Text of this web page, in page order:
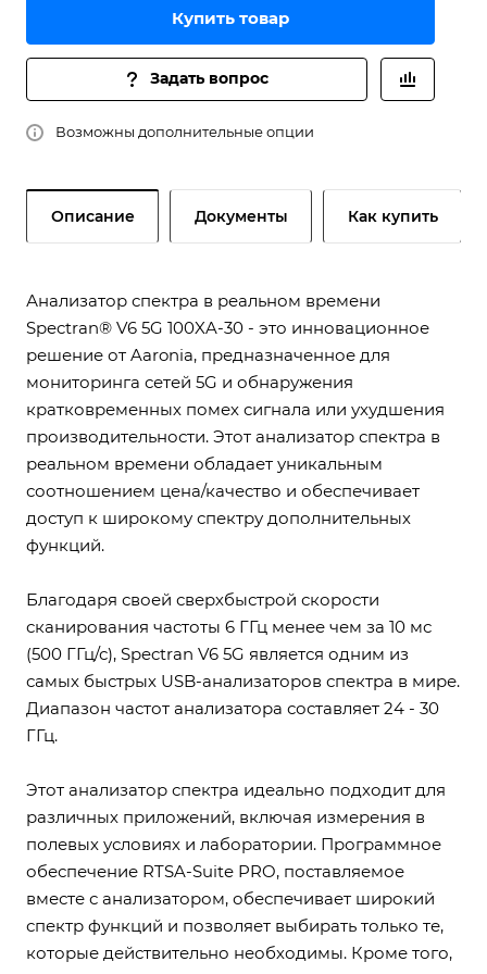
Купить товар
Задать вопрос
Возможны дополнительные опции
Описание Документы Как купить
Анализатор спектра в реальном времени
Spectran® V6 5G 100XA-30 - это инновационное
решение от Aaronia, предназначенное для
мониторинга сетей 5G и обнаружения
кратковременных помех сигнала или ухудшения
производительности. Этот анализатор спектра в
реальном времени обладает уникальным
соотношением цена/качество и обеспечивает
доступ к широкому спектру дополнительных
функций.
Благодаря своей сверхбыстрой скорости
сканирования частоты 6 ГГц менее чем за 10 мс
(500 ГГц/с), Spectran V6 5G является одним из
самых быстрых USB-анализаторов спектра в мире.
Диапазон частот анализатора составляет 24 - 30
ГГц.
Этот анализатор спектра идеально подходит для
различных приложений, включая измерения в
полевых условиях и лаборатории. Программное
обеспечение RTSA-Suite PRO, поставляемое
вместе с анализатором, обеспечивает широкий
спектр функций и позволяет выбирать только те,
которые действительно необходимы. Кроме того,